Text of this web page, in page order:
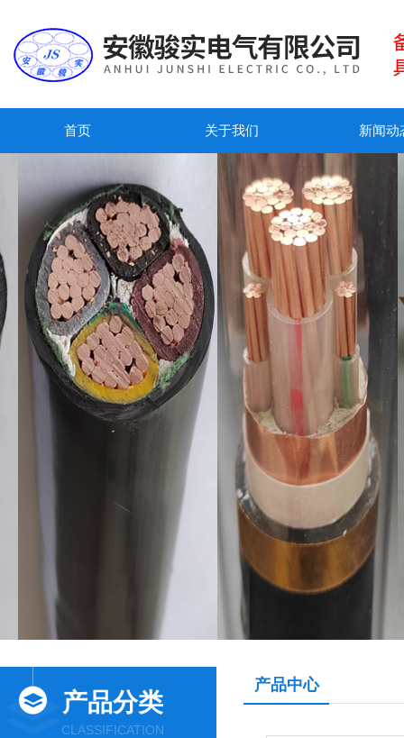
首页 关于我们 新闻动
产品分类
CLASSIFICATION
产品中心